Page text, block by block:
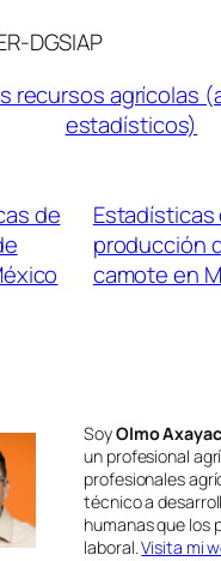
DGSIAP
recursos agrícolas
estadísticos)
de
Estadísticas
producción
camote en
SoyOlmo
un profesional
profesionales
técnico a
humanas que los
laboral.Visita mi